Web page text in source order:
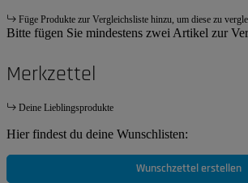
Füge Produkte zur Vergleichsliste hinzu, um diese zu
Bitte fügen Sie mindestens zwei Artikel zur
Merkzettel
Deine Lieblingsprodukte
Hier findest du deine Wunschlisten:
Wunschzettel erstellen